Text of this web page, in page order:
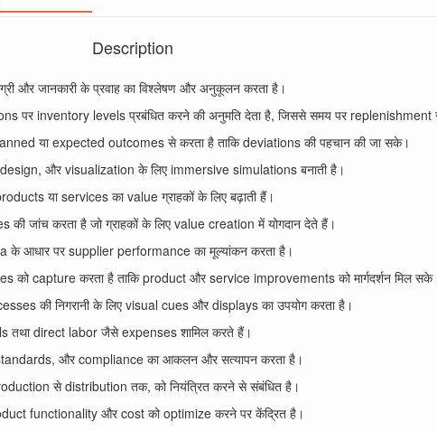
Description
और जानकारी के प्रवाह का विश्लेषण और अनुकूलन करता है।
पर inventory levels प्रबंधित करने की अनुमति देता है, जिससे समय पर replenishment
या expected outcomes से करता है ताकि deviations की पहचान की जा सके।
और visualization के लिए immersive simulations बनाती है।
या services का value ग्राहकों के लिए बढ़ाती हैं।
जांच करता है जो ग्राहकों के लिए value creation में योगदान देते हैं।
आधार पर supplier performance का मूल्यांकन करता है।
capture करता है ताकि product और service improvements को मार्गदर्शन मिल
की निगरानी के लिए visual cues और displays का उपयोग करता है।
तथा direct labor जैसे expenses शामिल करते हैं।
और compliance का आकलन और सत्यापन करता है।
से distribution तक, को नियंत्रित करने से संबंधित है।
functionality और cost को optimize करने पर केंद्रित है।